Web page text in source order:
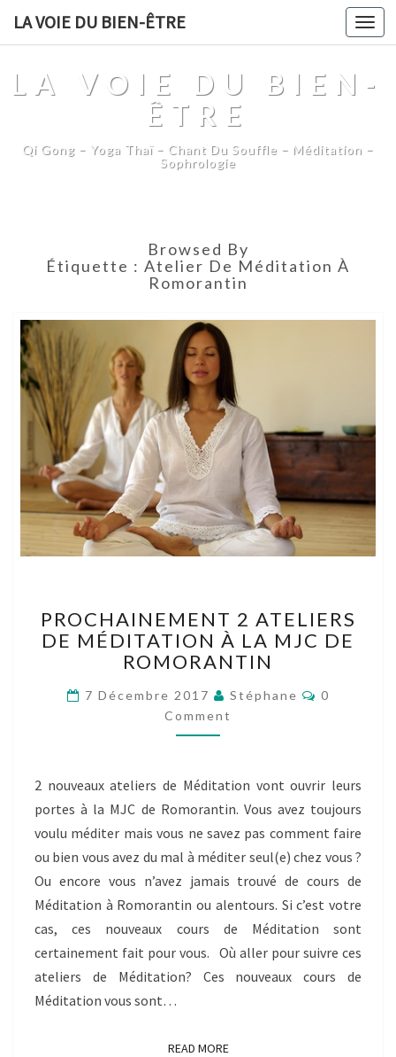
LA VOIE DU BIEN-ÊTRE
LA VOIE DU BIEN-
ÊTRE
Qi Gong – Yoga Thaï – Chant Du Souffle – Méditation –
Sophrologie
Browsed By
Étiquette : Atelier De Méditation À
Romorantin
2
ATELIERS
DE
À
LA
MJC
ROMORANTIN
PROCHAINEMENT 2 ATELIERS
DE MÉDITATION À LA MJC DE
ROMORANTIN
7 Décembre 2017 Stéphane Comments
0
Comment
2 nouveaux ateliers de Méditation vont ouvrir leurs
portes à la MJC de Romorantin. Vous avez toujours
voulu méditer mais vous ne savez pas comment faire
ou bien vous avez du mal à méditer seul(e) chez vous ?
Ou encore vous n’avez jamais trouvé de cours de
Méditation à Romorantin ou alentours. Si c’est votre
cas, ces nouveaux cours de Méditation sont
certainement fait pour vous. Où aller pour suivre ces
ateliers de Méditation? Ces nouveaux cours de
Méditation vous sont…
READ MOREREAD MORE